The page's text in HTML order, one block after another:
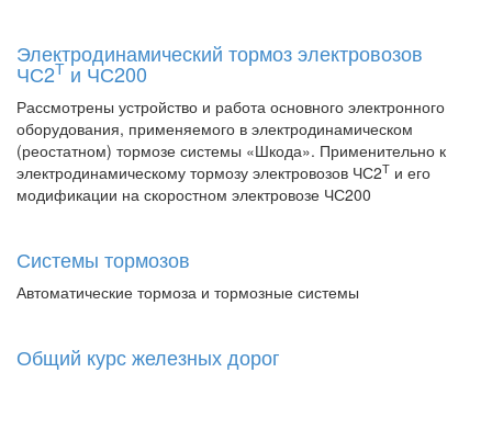
Электродинамический тормоз электровозов
ЧС2Т и ЧС200
Рассмотрены устройство и работа основного электронного
оборудования, применяемого в электродинамическом
(реостатном) тормозе системы «Шкода». Применительно к
электродинамическому тормозу электровозов ЧС2Т и его
модификации на скоростном электровозе ЧС200
Системы тормозов
Автоматические тормоза и тормозные системы
Общий курс железных дорог